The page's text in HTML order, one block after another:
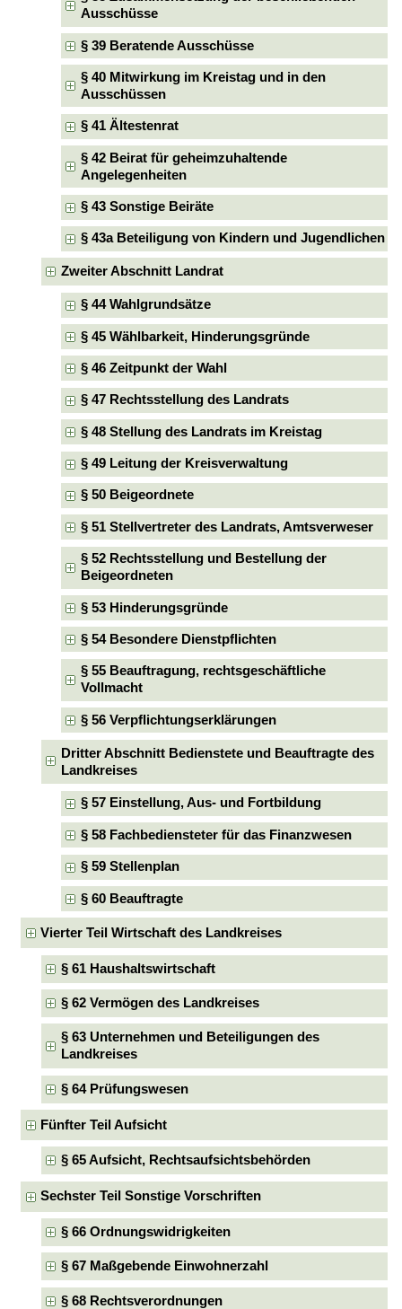
Ausschüsse
§ 39 Beratende Ausschüsse
§ 40 Mitwirkung im Kreistag und in den
Ausschüssen
§ 41 Ältestenrat
§ 42 Beirat für geheimzuhaltende
Angelegenheiten
§ 43 Sonstige Beiräte
§ 43a Beteiligung von Kindern und Jugendlichen
Zweiter Abschnitt Landrat
§ 44 Wahlgrundsätze
§ 45 Wählbarkeit, Hinderungsgründe
§ 46 Zeitpunkt der Wahl
§ 47 Rechtsstellung des Landrats
§ 48 Stellung des Landrats im Kreistag
§ 49 Leitung der Kreisverwaltung
§ 50 Beigeordnete
§ 51 Stellvertreter des Landrats, Amtsverweser
§ 52 Rechtsstellung und Bestellung der
Beigeordneten
§ 53 Hinderungsgründe
§ 54 Besondere Dienstpflichten
§ 55 Beauftragung, rechtsgeschäftliche
Vollmacht
§ 56 Verpflichtungserklärungen
Dritter Abschnitt Bedienstete und Beauftragte des
Landkreises
§ 57 Einstellung, Aus- und Fortbildung
§ 58 Fachbediensteter für das Finanzwesen
§ 59 Stellenplan
§ 60 Beauftragte
Vierter Teil Wirtschaft des Landkreises
§ 61 Haushaltswirtschaft
§ 62 Vermögen des Landkreises
§ 63 Unternehmen und Beteiligungen des
Landkreises
§ 64 Prüfungswesen
Fünfter Teil Aufsicht
§ 65 Aufsicht, Rechtsaufsichtsbehörden
Sechster Teil Sonstige Vorschriften
§ 66 Ordnungswidrigkeiten
§ 67 Maßgebende Einwohnerzahl
§ 68 Rechtsverordnungen